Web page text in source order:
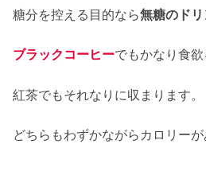
糖分を控える目的なら無糖のドリ
ブラックコーヒーでもかなり食欲
紅茶でもそれなりに収まります。
どちらもわずかながらカロリーが